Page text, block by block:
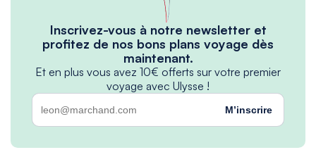
Inscrivez-vous à notre newsletter et
profitez de nos bons plans voyage dès
maintenant.
Et en plus vous avez 10€ offerts sur votre premier
voyage avec Ulysse !
M’inscrire